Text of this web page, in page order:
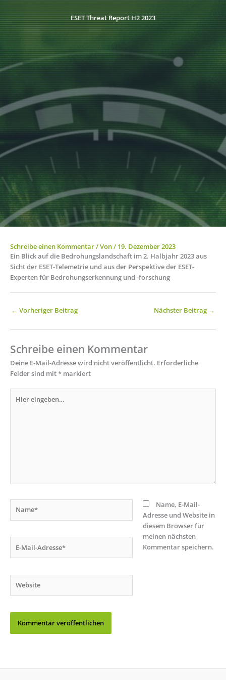
ESET Threat Report H2 2023
Schreibe einen Kommentar/ Von/ 19. Dezember 2023
Ein Blick auf die Bedrohungslandschaft im 2. Halbjahr 2023 aus
Sicht der ESET-Telemetrie und aus der Perspektive der ESET-
Experten für Bedrohungserkennung und -forschung
← Vorheriger Beitrag Nächster Beitrag →
Schreibe einen Kommentar
Deine E-Mail-Adresse wird nicht veröffentlicht. Erforderliche
Felder sind mit* markiert
eingeben…
Mail-
Name, E-Mail-
Adresse und Website in
diesem Browser für
meinen nächsten
Kommentar speichern.